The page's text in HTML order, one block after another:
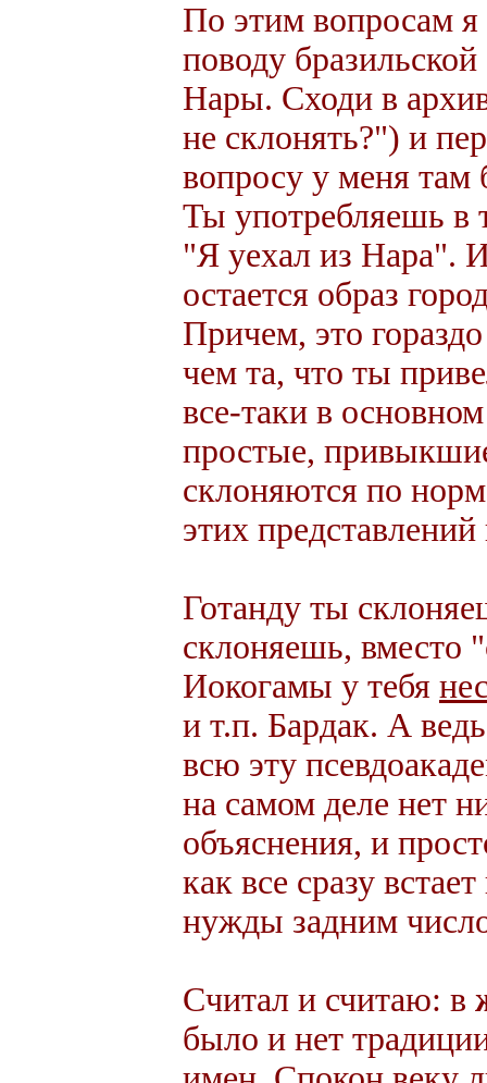
По этим вопросам
поводу
Нары. Сходи в
не склонять?") и
вопросу у меня там
Ты употребляешь в
"Я уехал из Нара".
остается образ
Причем, это
чем та, что ты
все-таки в
простые,
склоняются по
этих
Готанду ты
склоняешь, вместо
Иокогамы у тебя
и т.п. Бардак. А
всю эту
на самом деле нет
объяснения, и
как все сразу
нужды задним
Считал и считаю: в
было и нет